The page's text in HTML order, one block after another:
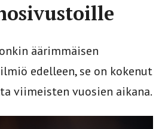
äärimmäisen
edelleen, se on kokenut
viimeisten vuosien aikana.